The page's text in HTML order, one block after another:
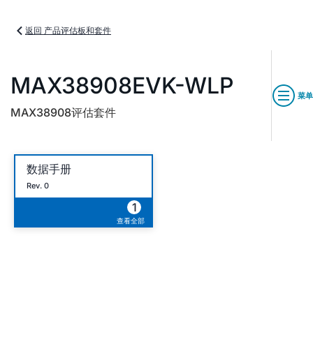
返回 产品评估板和套件
MAX38908EVK-WLP
MAX38908评估套件
菜单
数据手册
Rev. 0
1
查看全部